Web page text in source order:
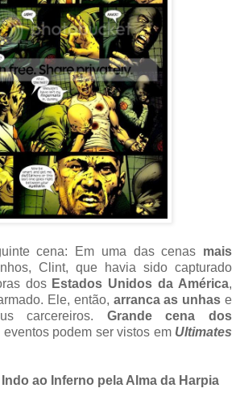
cena: Em uma das cenas mais
Clint, que havia sido capturado
dos Estados Unidos da América,
Ele, então, arranca as unhas e
carcereiros. Grande cena dos
eventos podem ser vistos em Ultimates
ao Inferno pela Alma da Harpia